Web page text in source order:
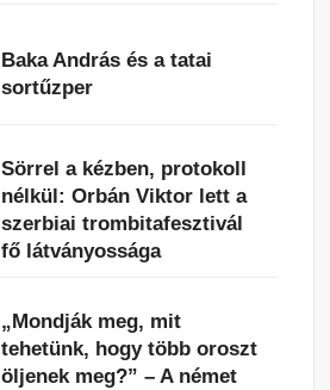
Baka András és a tatai
sortűzper
Sörrel a kézben, protokoll
nélkül: Orbán Viktor lett a
szerbiai trombitafesztivál
fő látványossága
„Mondják meg, mit
tehetünk, hogy több oroszt
öljenek meg?” – A német